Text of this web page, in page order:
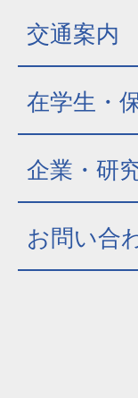
交通案内
在学生・
企業・研
お問い合